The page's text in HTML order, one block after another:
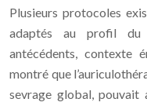
Plusieurs protocoles
adaptés au profil du
antécédents, contexte
montré que
sevrage global, pouvait